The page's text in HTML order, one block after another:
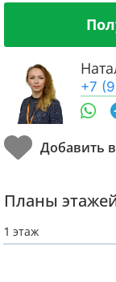
+7
Планы
1 этаж